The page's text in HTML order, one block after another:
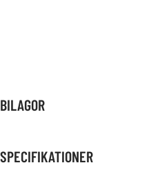
BILAGOR
SPECIFIKATIONER